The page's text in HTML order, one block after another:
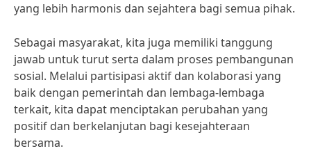
yang lebih harmonis dan sejahtera bagi semua pihak.
Sebagai masyarakat, kita juga memiliki tanggung
jawab untuk turut serta dalam proses pembangunan
sosial. Melalui partisipasi aktif dan kolaborasi yang
baik dengan pemerintah dan lembaga-lembaga
terkait, kita dapat menciptakan perubahan yang
positif dan berkelanjutan bagi kesejahteraan
bersama.